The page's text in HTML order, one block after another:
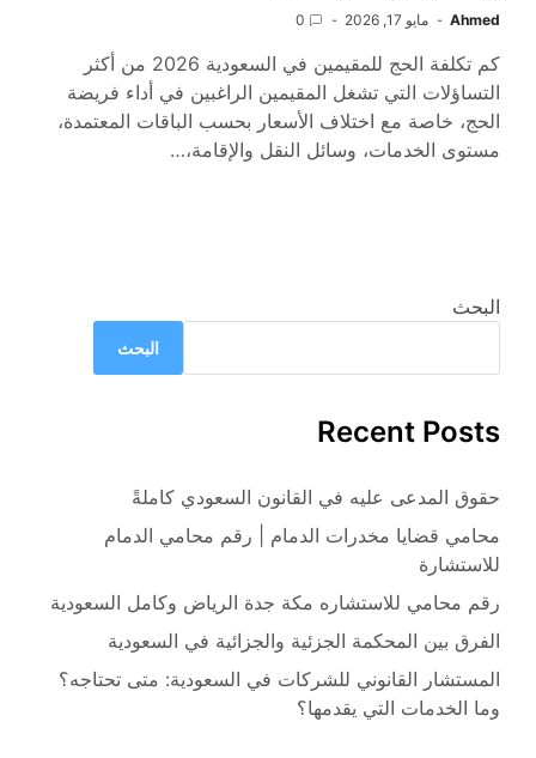
Ahmed مايو 17, 2026 0
كم تكلفة الحج للمقيمين في السعودية 2026 من أكثر
التساؤلات التي تشغل المقيمين الراغبين في أداء فريضة
الحج، خاصة مع اختلاف الأسعار بحسب الباقات المعتمدة،
مستوى الخدمات، وسائل النقل والإقامة،…
البحث
البحث
Recent Posts
حقوق المدعى عليه في القانون السعودي كاملةً
محامي قضايا مخدرات الدمام | رقم محامي الدمام
للاستشارة
رقم محامي للاستشاره مكة جدة الرياض وكامل السعودية
الفرق بين المحكمة الجزئية والجزائية في السعودية
المستشار القانوني للشركات في السعودية: متى تحتاجه؟
وما الخدمات التي يقدمها؟